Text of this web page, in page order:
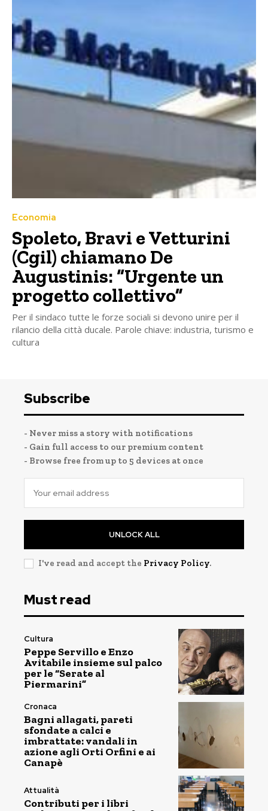
Economia
Spoleto, Bravi e Vetturini
(Cgil) chiamano De
Augustinis: “Urgente un
progetto collettivo”
Per il sindaco tutte le forze sociali si devono unire per il
rilancio della città ducale. Parole chiave: industria, turismo e
cultura
Subscribe
- Never miss a story with notifications
- Gain full access to our premium content
- Browse free from up to 5 devices at once
UNLOCK ALL
I've read and accept the Privacy Policy.
Must read
Cultura
Peppe Servillo e Enzo
Avitabile insieme sul palco
per le “Serate al
Piermarini”
Cronaca
Bagni allagati, pareti
sfondate a calci e
imbrattate: vandali in
azione agli Orti Orfini e ai
Canapè
Attualità
Contributi per i libri